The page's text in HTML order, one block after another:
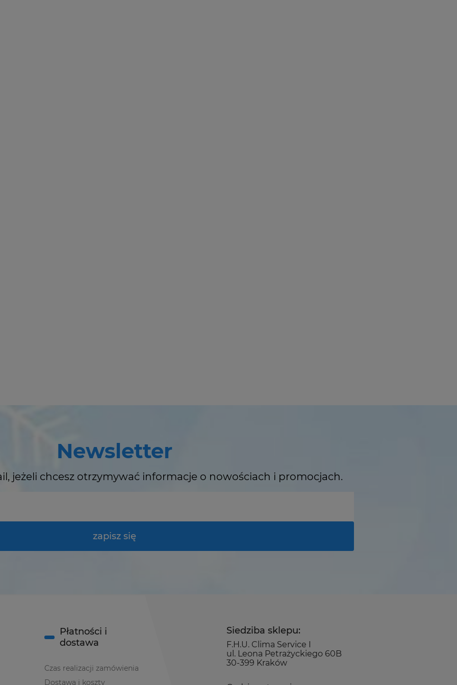
Newsletter
jeżeli chcesz otrzymywać informacje o nowościach i promocjach.
zapisz się
Siedziba sklepu:
F.H.U. Clima Service I
ul. Leona Petrażyckiego 60B
30-399 Kraków
Płatności i
dostawa
Czas realizacji zamówienia
Dostawa i koszty